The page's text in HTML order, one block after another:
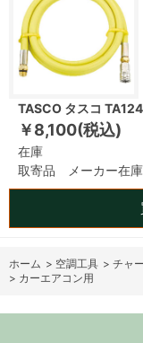
TASCO タスコ
￥8,100(税込)
在庫
取寄品 メーカー在
ホーム > 空調工具 > チャ
> カーエアコン用